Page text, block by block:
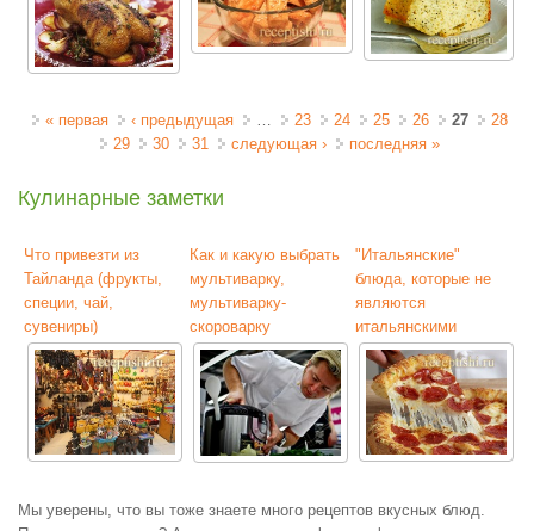
Страницы
« первая ‹ предыдущая … 23 24 25 26 27
28
29
30 31 следующая › последняя »
Кулинарные заметки
Что привезти из
Тайланда (фрукты,
специи, чай,
сувениры)
Как и какую выбрать
мультиварку,
мультиварку-
скороварку
"Итальянские"
блюда, которые не
являются
итальянскими
Мы уверены, что вы тоже знаете много рецептов вкусных блюд.